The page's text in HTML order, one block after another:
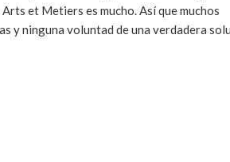
et Metiers es mucho. Así que muchos
y ninguna voluntad de una verdadera